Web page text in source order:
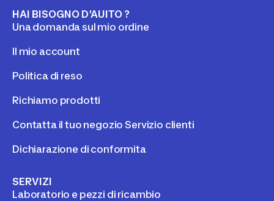
HAI BISOGNO D'AUITO ?
Una domanda sul mio ordine
Il mio account
Politica di reso
Richiamo prodotti
Contatta il tuo negozio Servizio clienti
Dichiarazione di conformita
SERVIZI
Laboratorio e pezzi di ricambio